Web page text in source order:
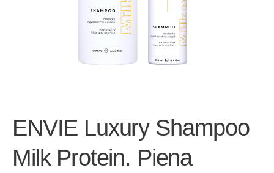
ENVIE Luxury Shampoo
Milk Protein. Piena